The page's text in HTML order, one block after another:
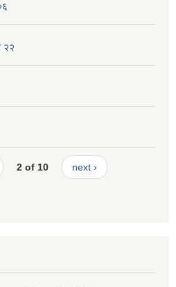
२२
2 of 10 next ›